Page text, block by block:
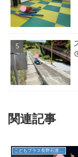
関連記事
こどもプラス長野石渡教室